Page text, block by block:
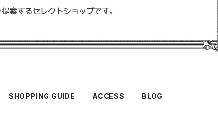
SHOPPING GUIDE ACCESS BLOG